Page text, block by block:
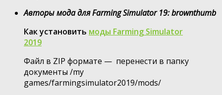
Авторы мода для Farming Simulator 19: brownthumb
Как установить моды Farming Simulator
2019
Файл в ZIP формате — перенести в папку
документы /my
games/farmingsimulator2019/mods/